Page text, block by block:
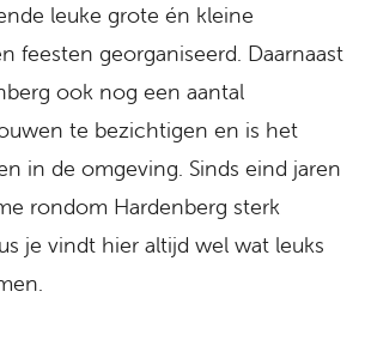
leuke grote én kleine
feesten georganiseerd. Daarnaast
ook nog een aantal
te bezichtigen en is het
in de omgeving. Sinds eind jaren
rondom Hardenberg sterk
je vindt hier altijd wel wat leuks